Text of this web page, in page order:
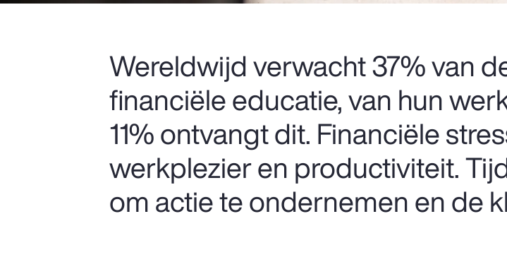
Wereldwijd verwacht 37% van
financiële educatie, van hun
11% ontvangt dit. Financiële
werkplezier en productiviteit.
om actie te ondernemen en de